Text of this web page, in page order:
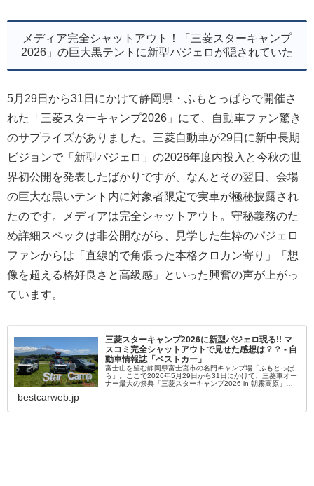
メディア完全シャットアウト！「三菱スターキャンプ
2026」の巨大黒テントに新型パジェロが隠されていた
5月29日から31日にかけて静岡県・ふもとっぱらで開催さ
れた「三菱スターキャンプ2026」にて、自動車ファン驚き
のサプライズがありました。三菱自動車が29日に新中長期
ビジョンで「新型パジェロ」の2026年度内投入と今秋の世
界初公開を発表したばかりですが、なんとその翌日、会場
の巨大な黒いテント内に対象者限定で実車が極秘披露され
たのです。メディアは完全シャットアウト。守秘義務のた
め詳細スペックは非公開ながら、見学した生粋のパジェロ
ファンからは「直線的で角張った本格クロカン寄り」「想
像を超える格好良さと高級感」といった興奮の声が上がっ
ています。
三菱スターキャンプ2026に新型パジェロ現る!! マ
スコミ完全シャットアウトで見せた感想は？？ - 自
動車情報誌「ベストカー」
富士山を望む静岡県富士宮市の名門キャンプ場「ふもとっぱ
ら」。ここで2026年5月29日から31日にかけて、三菱車オー
ナー最大の祭典「三菱スターキャンプ2026 in 朝霧高原」が
bestcarweb.jp